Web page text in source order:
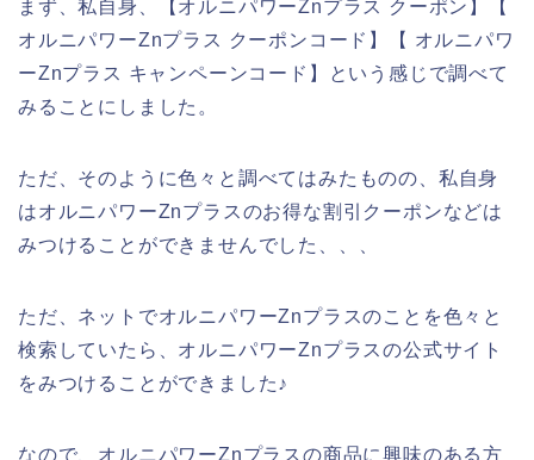
まず、私自身、【オルニパワーZnプラス クーポン】【
オルニパワーZnプラス クーポンコード】【 オルニパワ
ーZnプラス キャンペーンコード】という感じで調べて
みることにしました。
ただ、そのように色々と調べてはみたものの、私自身
はオルニパワーZnプラスのお得な割引クーポンなどは
みつけることができませんでした、、、
ただ、ネットでオルニパワーZnプラスのことを色々と
検索していたら、オルニパワーZnプラスの公式サイト
をみつけることができました♪
なので、オルニパワーZnプラスの商品に興味のある方